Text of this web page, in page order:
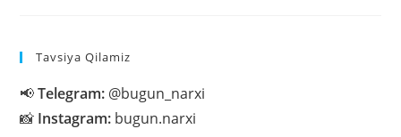
Tavsiya Qilamiz
📢Telegram: @bugun_narxi
📸 Instagram: bugun.narxi